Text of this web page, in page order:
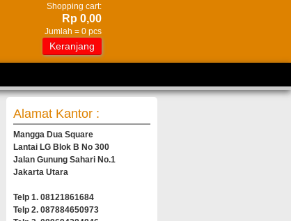
Shopping cart:
Rp 0,00
Jumlah = 0 pcs
Keranjang
Alamat Kantor :
Mangga Dua Square
Lantai LG Blok B No 300
Jalan Gunung Sahari No.1
Jakarta Utara
Telp 1. 08121861684
Telp 2. 087884650973